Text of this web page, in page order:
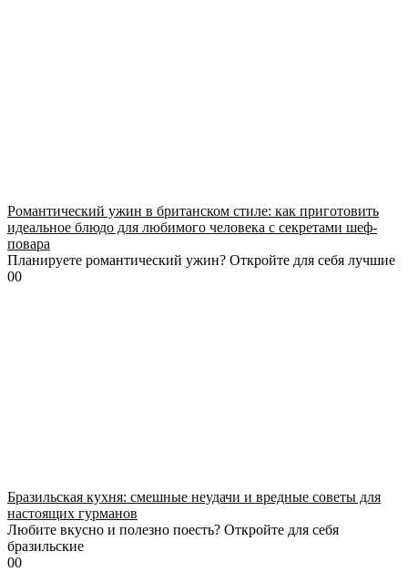
Романтический ужин в британском стиле: как приготовить
идеальное блюдо для любимого человека с секретами шеф-
повара
Планируете романтический ужин? Откройте для себя лучшие
00
Бразильская кухня: смешные неудачи и вредные советы для
настоящих гурманов
Любите вкусно и полезно поесть? Откройте для себя
бразильские
00